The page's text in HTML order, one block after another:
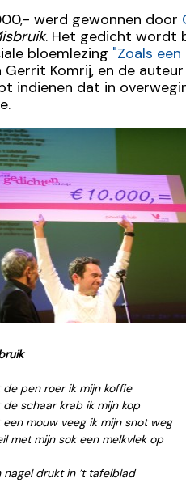
werd gewonnen door
. Het gedicht wordt
bloemlezing "Zoals
Komrij, en de
indienen dat in
de pen roer ik mijn koffie
de schaar krab ik mijn kop
een mouw veeg ik mijn snot weg
met mijn sok een melkvlek op
nagel drukt in ’t tafelblad